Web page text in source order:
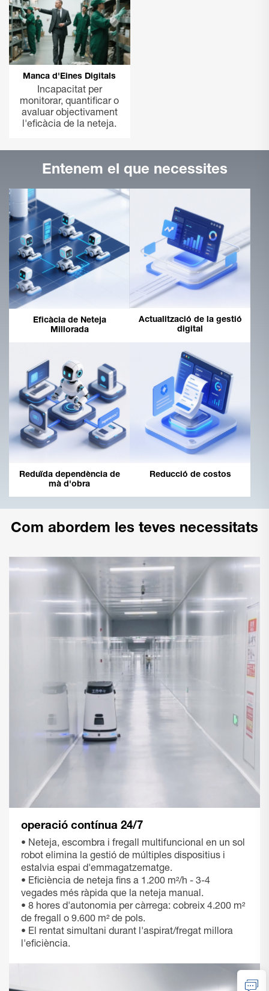
Manca d'Eines Digitals
Incapacitat per
monitorar, quantificar o
avaluar objectivament
l'eficàcia de la neteja.
Entenem el que necessites
Eficàcia de Neteja
Millorada
Actualització de la gestió
digital
Reduïda dependència de
mà d'obra
Reducció de costos
Com abordem les teves necessitats
operació contínua 24/7
• Neteja, escombra i fregall multifuncional en un sol
robot elimina la gestió de múltiples dispositius i
estalvia espai d'emmagatzematge.
• Eficiència de neteja fins a 1.200 m²/h - 3-4
vegades més ràpida que la neteja manual.
• 8 hores d'autonomia per càrrega: cobreix 4.200 m²
de fregall o 9.600 m² de pols.
• El rentat simultani durant l'aspirat/fregat millora
l'eficiència.